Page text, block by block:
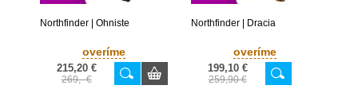
Northfinder | Ohniste
overíme
215,20 €
269,- €
Northfinder | Dracia
overíme
199,10 €
259,90 €